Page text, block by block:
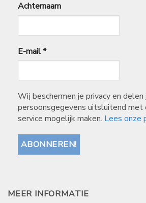
Achternaam
E-mail*
Wij beschermen je privacy en delen
persoonsgegevens uitsluitend met
service mogelijk maken. Lees onze
MEER INFORMATIE